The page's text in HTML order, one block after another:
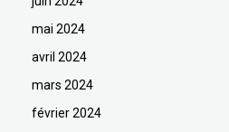
mai 2024
avril 2024
mars 2024
février 2024